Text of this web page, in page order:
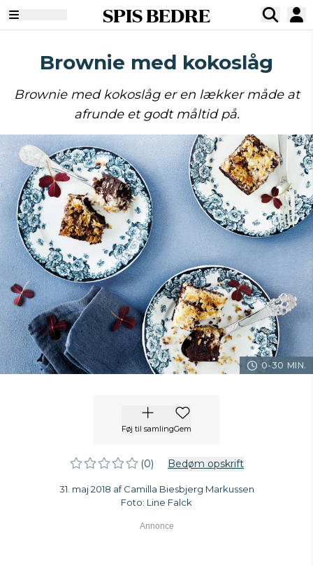
SPIS BEDRE
Brownie med kokoslåg
Brownie med kokoslåg er en lækker måde at
afrunde et godt måltid på.
0-30 MIN.
Føj til samlingGem
(0) Bedøm opskrift
31. maj 2018 af Camilla Biesbjerg Markussen
Foto: Line Falck